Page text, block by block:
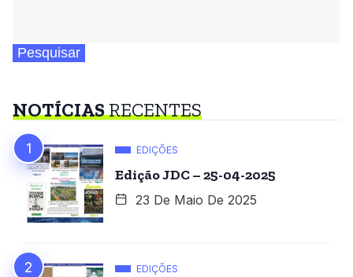
Pesquisar
NOTÍCIASRECENTES
EDIÇÕES
Edição JDC – 25-04-2025
23 De Maio De 2025
EDIÇÕES